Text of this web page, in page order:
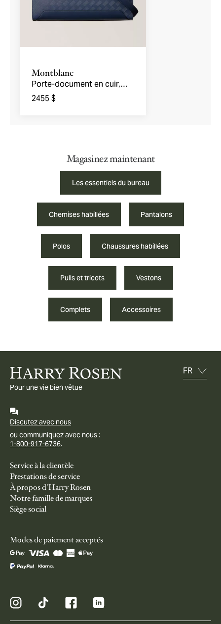
Montblanc
Porte-document en cuir,
collection Extrême 3.0
2455 $
Magasinez maintenant
Les essentiels du bureau
Chemises habillées Pantalons
Polos Chaussures habillées
Pulls et tricots Vestons
Complets Accessoires
Pour une vie bien vêtue
Discutez avec nous
ou communiquez avec nous :
1-800-917-6736.
Service à la clientèle
Prestations de service
À propos d'Harry Rosen
Notre famille de marques
Siège social
Modes de paiement acceptés